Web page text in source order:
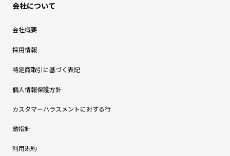
会社について
会社概要
採用情報
特定商取引に基づく表記
個人情報保護方針
カスタマーハラスメントに対する行
動指針
利用規約